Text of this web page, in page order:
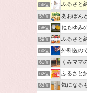
56位 ふるさと
57位 あおぽん
58位 ねもゆみ
59位 ふるさと
60位 外科医の
61位 くみママ
62位 ふるさと
63位
気になるも